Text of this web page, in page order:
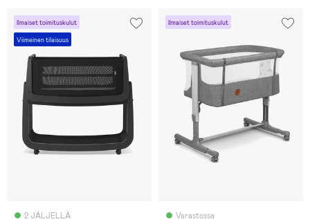
Ilmaiset toimituskulut
Viimeinen tilaisuus
2 JÄLJELLÄ
Ilmaiset toimituskulut
Varastossa